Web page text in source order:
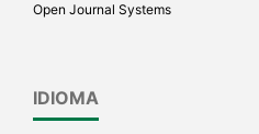
Open Journal Systems
IDIOMA